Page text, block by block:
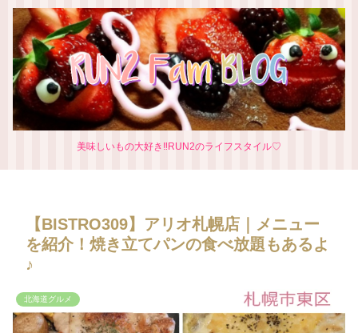
美味しいもの大好き‼RUN2のライフスタイル♡
【BISTRO309】アリオ札幌店｜メニュー
を紹介！焼き立てパンの食べ放題もあるよ
♪
北海道グルメ